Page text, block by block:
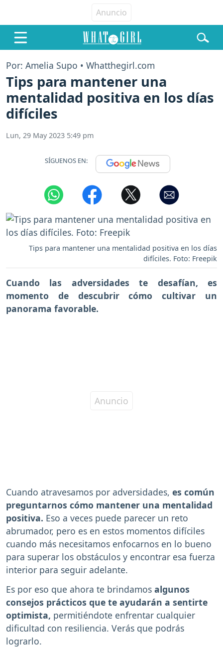
Por: Amelia Supo • Whatthegirl.com
Tips para mantener una
mentalidad positiva en los días
difíciles
Lun, 29 May 2023 5:49 pm
SÍGUENOS EN:
Tips para mantener una mentalidad positiva en los días
difíciles. Foto: Freepik
Cuando las adversidades te desafían, es
momento de descubrir cómo cultivar un
panorama favorable.
Cuando atravesamos por adversidades, es común
preguntarnos cómo mantener una mentalidad
positiva. Eso a veces puede parecer un reto
abrumador, pero es en estos momentos difíciles
cuando más necesitamos enfocarnos en lo bueno
para superar los obstáculos y encontrar esa fuerza
interior para seguir adelante.
Es por eso que ahora te brindamos algunos
consejos prácticos que te ayudarán a sentirte
optimista, permitiéndote enfrentar cualquier
dificultad con resiliencia. Verás que podrás
lograrlo.